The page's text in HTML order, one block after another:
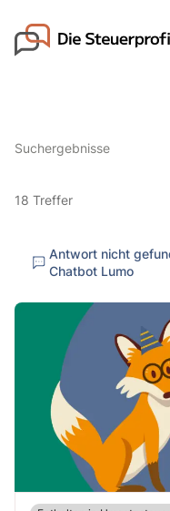
content
Go to landing page.
Suchergebnisse
18 Treffer
Antwort nicht
Chatbot Lumo